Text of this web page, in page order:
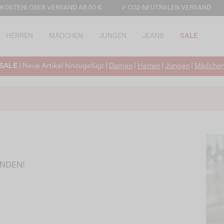
VERSAND AB 50 € ✓ CO2-NEUTRALEN VERSAND
HERREN MÄDCHEN JUNGEN JEANS SALE
| Neue Artikel hinzugefügt | Damen Herren Jungen